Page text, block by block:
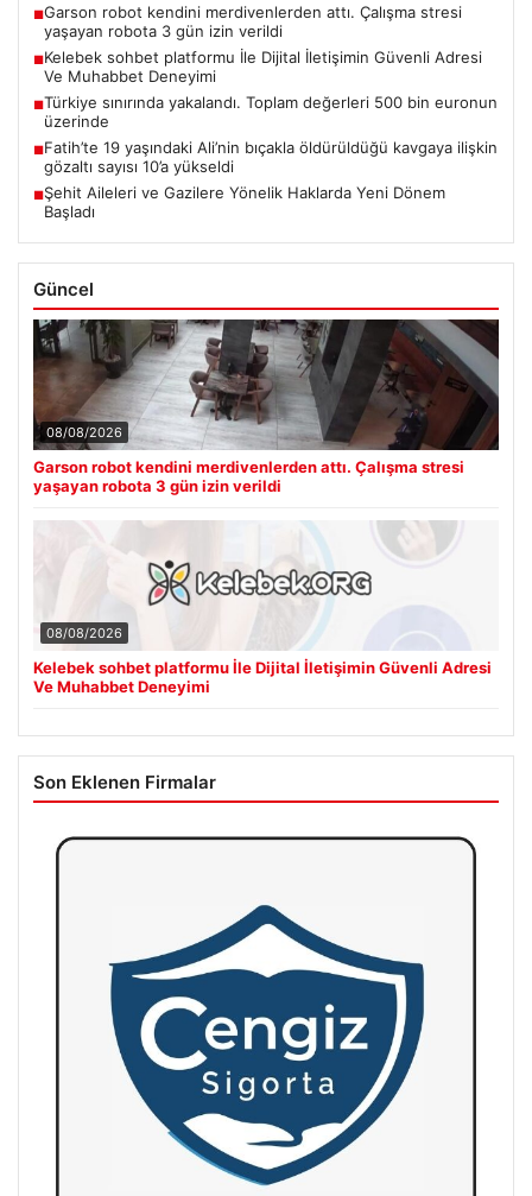
■Garson robot kendini merdivenlerden attı. Çalışma stresi
yaşayan robota 3 gün izin verildi
■Kelebek sohbet platformu İle Dijital İletişimin Güvenli Adresi
Ve Muhabbet Deneyimi
■Türkiye sınırında yakalandı. Toplam değerleri 500 bin euronun
üzerinde
■Fatih’te 19 yaşındaki Ali’nin bıçakla öldürüldüğü kavgaya ilişkin
gözaltı sayısı 10’a yükseldi
■Şehit Aileleri ve Gazilere Yönelik Haklarda Yeni Dönem
Başladı
Güncel
08/08/2026
Garson robot kendini merdivenlerden attı. Çalışma stresi
yaşayan robota 3 gün izin verildi
08/08/2026
Kelebek sohbet platformu İle Dijital İletişimin Güvenli Adresi
Ve Muhabbet Deneyimi
Son Eklenen Firmalar